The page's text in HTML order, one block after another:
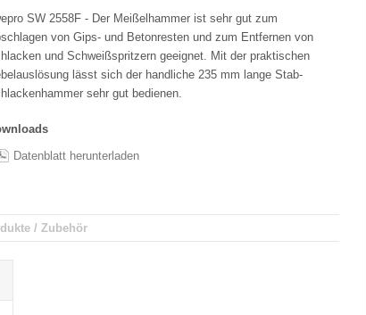
SW 2558F - Der Meißelhammer ist sehr gut zum
von Gips- und Betonresten und zum Entfernen von
und Schweißspritzern geeignet. Mit der praktischen
lässt sich der handliche 235 mm lange Stab-
sehr gut bedienen.
Datenblatt herunterladen
/ Zubehör